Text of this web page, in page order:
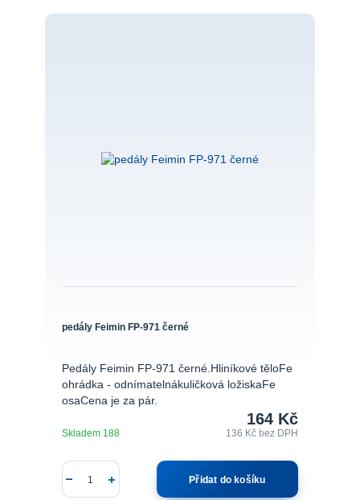
pedály Feimin FP-971 černé
Pedály Feimin FP-971 černé.Hliníkové těloFe
ohrádka - odnímatelnákuličková ložiskaFe
osaCena je za pár.
164 Kč
136 Kčbez DPH
Skladem 188
Přidat do košíku